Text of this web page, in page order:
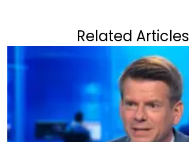
Related Articles